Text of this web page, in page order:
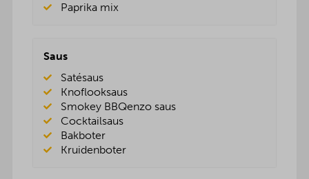
Paprika mix
Saus
Satésaus
Knoflooksaus
Smokey BBQenzo saus
Cocktailsaus
Bakboter
Kruidenboter